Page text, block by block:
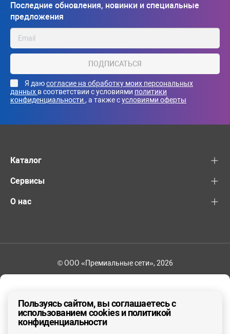
ДА, ВЕРНО
Последние обновления, новинки и специальные
предложения
ПОДПИСАТЬСЯ
Я даюсогласие на обработку моих персональных
данных в соответствии с условиями политики
конфиденциальности , а также сусловиями оферты
Каталог
Сервисы
О нас
© ООО «Премиальные сети», 2026
Пользуясь сайтом, вы соглашаетесь с
использованием cookies и политикой
конфиденциальности